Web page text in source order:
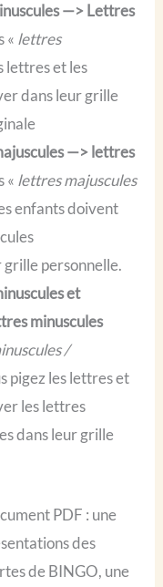
—> Lettres
« lettres
lettres et les
dans leur grille
—> lettres
« lettres majuscules
enfants doivent
personnelle.
et
minuscules
/
pigez les lettres et
les lettres
dans leur grille
PDF : une
des
de BINGO, une